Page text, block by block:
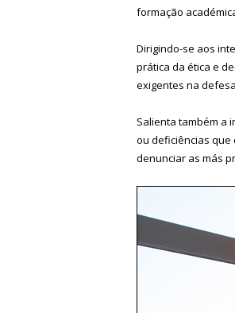
formação
Dirigindo-se aos
prática da ética e
exigentes na
Salienta também a
ou deficiências que
denunciar as más